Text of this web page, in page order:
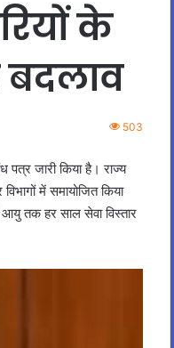
के
503
जारी किया है। राज्य
में समायोजित किया
तक हर साल सेवा विस्तार